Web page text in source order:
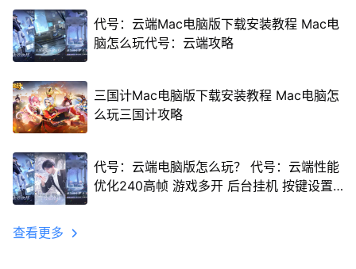
代号：云端Mac电脑版下载安装教程 Mac电
脑怎么玩代号：云端攻略
三国计Mac电脑版下载安装教程 Mac电脑怎
么玩三国计攻略
代号：云端电脑版怎么玩？ 代号：云端性能
优化240高帧 游戏多开 后台挂机 按键设置
查看更多